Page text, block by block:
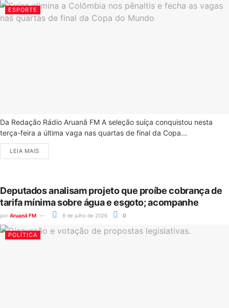
ESPORTE
Da Redação Rádio Aruanã FM A seleção suíça conquistou nesta
terça-feira a última vaga nas quartas de final da Copa...
LEIA MAIS
Deputados analisam projeto que proíbe cobrança de
tarifa mínima sobre água e esgoto; acompanhe
por Aruanã FM 8 de julho de 2026 0
POLÍTICA